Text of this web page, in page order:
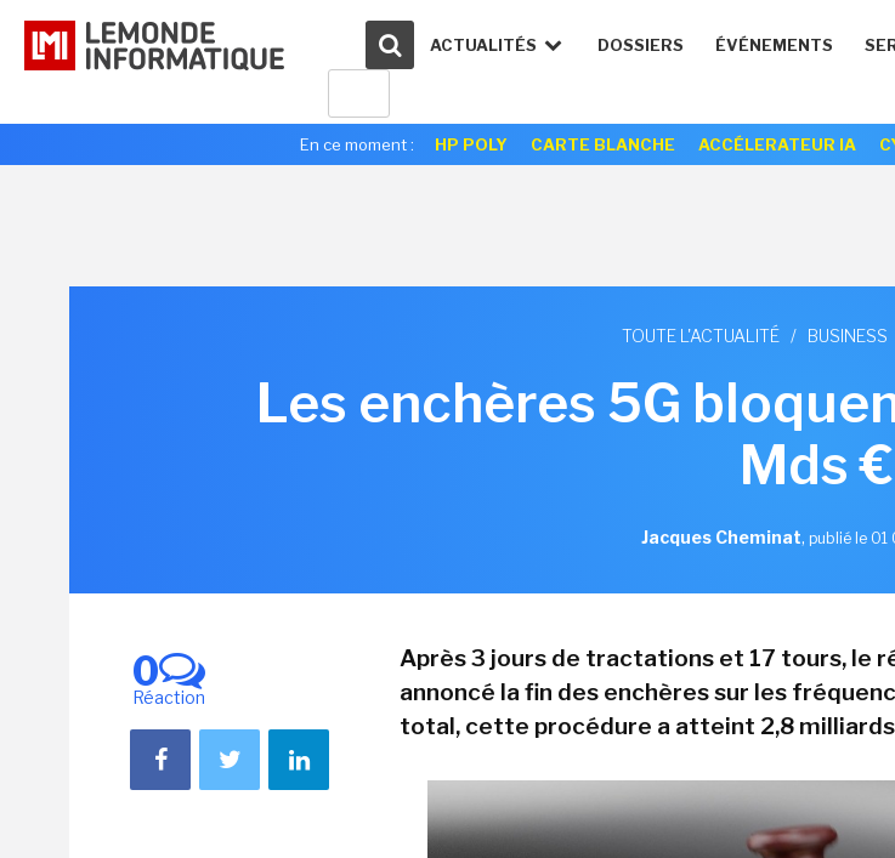
ACTUALITÉS DOSSIERS ÉVÉNEMENTS
En ce moment : HP POLY CARTE BLANCHE ACCÉLERATEUR IA
TOUTE L'ACTUALITÉ / BUSINESS
Les enchères 5G
Mds €
Jacques Cheminat, publié le
0
Réaction
Après 3 jours de tractations et 17 tours, le
annoncé la fin des enchères sur les
total, cette procédure a atteint 2,8